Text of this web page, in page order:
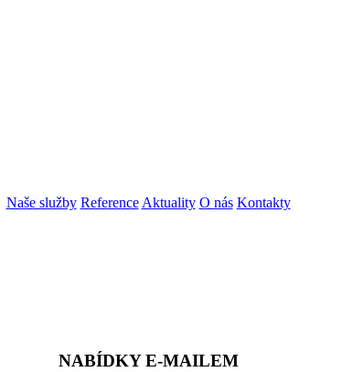
Naše služby Reference Aktuality O nás Kontakty
NABÍDKY E-MAILEM